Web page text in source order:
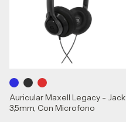
Auricular Maxell Legacy - Jack
3,5mm, Con Microfono